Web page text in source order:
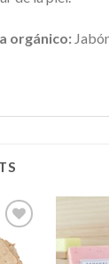
orgánico: